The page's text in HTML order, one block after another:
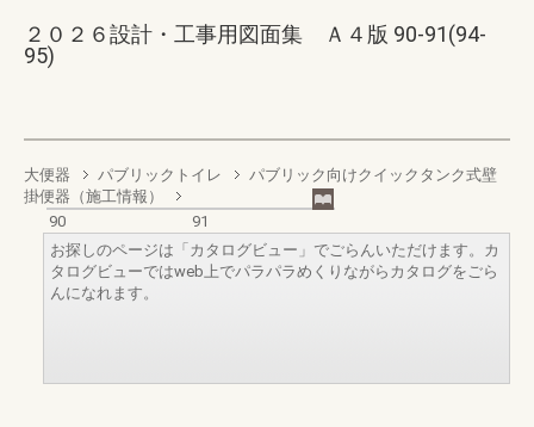
２０２６設計・工事用図面集 Ａ４版 90-91(94-
95)
大便器 パブリックトイレ
パブリック向けクイックタンク式壁
掛便器（施工情報）
90
91
お探しのページは「カタログビュー」でごらんいただけます。カ
タログビューではweb上でパラパラめくりながらカタログをごら
んになれます。